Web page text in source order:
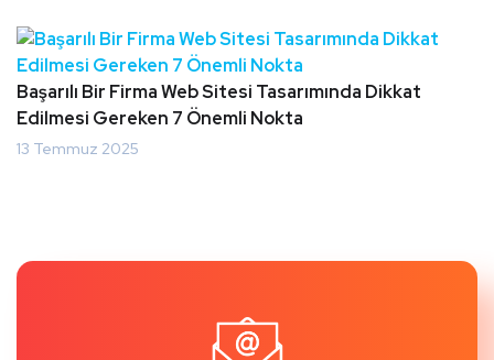
Başarılı Bir Firma Web Sitesi Tasarımında Dikkat
Edilmesi Gereken 7 Önemli Nokta
13 Temmuz 2025